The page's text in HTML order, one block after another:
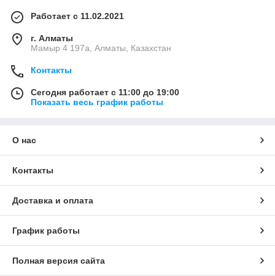
Работает с 11.02.2021
г. Алматы
Мамыр 4 197а, Алматы, Казахстан
Контакты
Сегодня работает с 11:00 до 19:00
Показать весь график работы
О нас
Контакты
Доставка и оплата
График работы
Полная версия сайта